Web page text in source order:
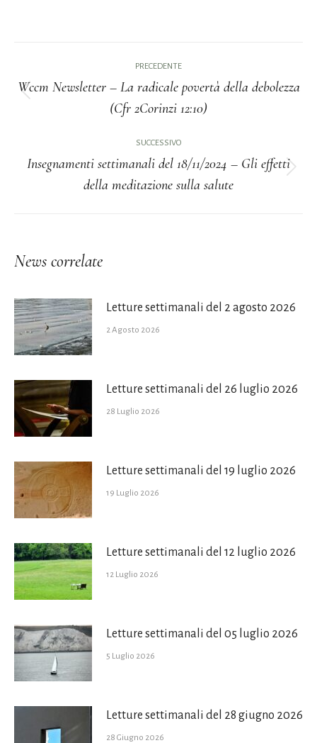
tra
PRECEDENTE
Post
Wccm Newsletter – La radicale povertà della debolezza
(Cfr 2Corinzi 12:10)
SUCCESSIVO
Prossimo
Insegnamenti settimanali del 18/11/2024 – Gli effetti
della meditazione sulla salute
News correlate
Letture settimanali del 2 agosto 2026
2 Agosto 2026
Letture settimanali del 26 luglio 2026
28 Luglio 2026
Letture settimanali del 19 luglio 2026
19 Luglio 2026
Letture settimanali del 12 luglio 2026
12 Luglio 2026
Letture settimanali del 05 luglio 2026
5 Luglio 2026
Letture settimanali del 28 giugno 2026
28 Giugno 2026